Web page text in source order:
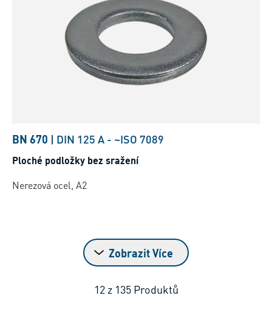
BN 670 | DIN 125 A - ~ISO 7089
Ploché podložky bez sražení
Nerezová ocel, A2
Zobrazit Více
12 z 135 Produktů